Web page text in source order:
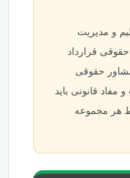
و مدیریت
قرارداد
حقوقی
مفاد قانونی باید
هر مجموعه